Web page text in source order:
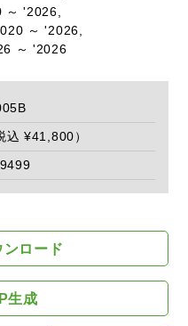
～ '2026,
～ '2026,
～ '2026
¥41,800）
ロード
生成